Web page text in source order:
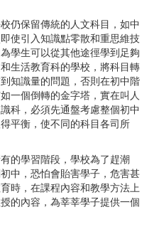
仍保留傳統的人文科目，如中
使引入知識點零散和重思維技
學生可以從其他途徑學到足夠
生活教育科的學校，將科目轉
知識量的問題，否則在初中階
一個倒轉的金字塔，實在叫人
科，必須先通盤考慮整個初中
平衡，使不同的科目各司所
的學習階段，學校為了趕潮
中，恐怕會貽害學子，危害甚
時，在課程內容和教學方法上
的內容，為莘莘學子提供一個